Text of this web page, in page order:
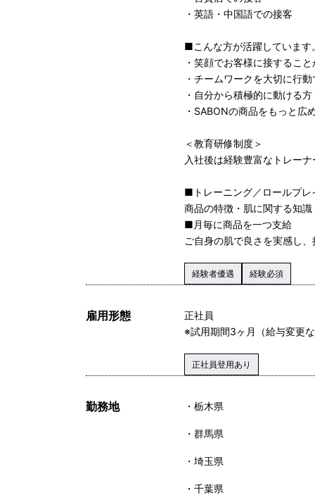
・英語・中国語での接客
■こんな方が活躍しています。
・笑顔でお客様に接するこ
・チームワークを大切に行
・自分から積極的に動ける方
・SABONの商品をもっと広
＜教育研修制度＞
入社後は経験豊富なトレー
■トレーニング／ロールプレ
商品の特徴・肌に関する知
■月毎に商品を一つ支給
ご自身の肌で良さを実感し、
経験者優遇 経験必須
雇用形態
正社員
※試用期間3ヶ月（給与変更な
正社員登用あり
勤務地 栃木県
群馬県
埼玉県
千葉県